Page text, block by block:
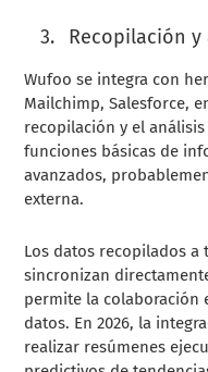
Recopilación
Wufoo se integra con
Mailchimp, Salesforce,
recopilación y el
funciones básicas de
avanzados,
externa.
Los datos recopilados a
sincronizan
permite la colaboración
datos. En 2026, la
realizar resúmenes